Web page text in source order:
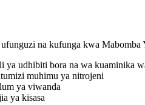
na kufunga kwa
udhibiti bora na wa kuaminika
muhimu ya nitrojeni
ya viwanda
ya kisasa